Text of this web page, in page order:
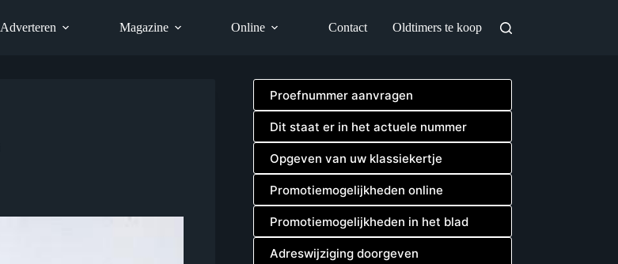
Adverteren Magazine Online Contact Oldtimers te koop
Proefnummer aanvragen
Dit staat er in het actuele nummer
Opgeven van uw klassiekertje
Promotiemogelijkheden online
Promotiemogelijkheden in het blad
Adreswijziging doorgeven